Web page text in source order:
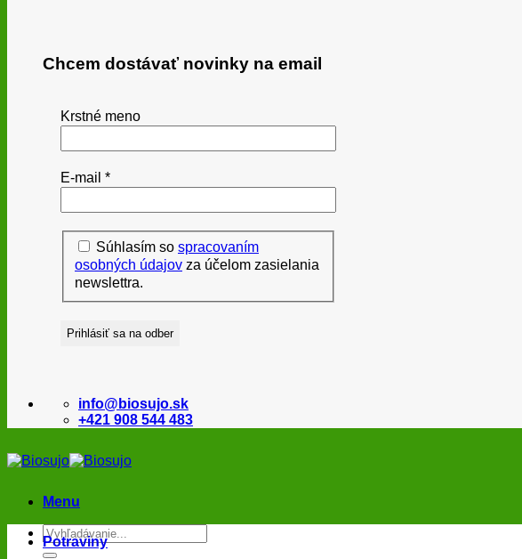
Chcem dostávať novinky na email
Krstné meno
E-mail *
Súhlasím so spracovaním
osobných údajov za účelom zasielania
newslettra.
info@biosujo.sk
+421 908 544 483
Menu
Hľadať:
Potraviny